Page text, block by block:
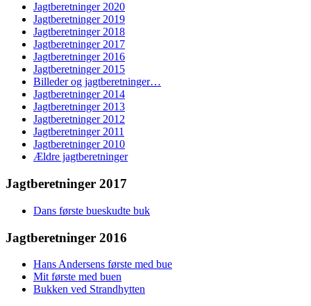
Jagtberetninger 2020
Jagtberetninger 2019
Jagtberetninger 2018
Jagtberetninger 2017
Jagtberetninger 2016
Jagtberetninger 2015
Billeder og jagtberetninger…
Jagtberetninger 2014
Jagtberetninger 2013
Jagtberetninger 2012
Jagtberetninger 2011
Jagtberetninger 2010
Ældre jagtberetninger
Jagtberetninger 2017
Dans første bueskudte buk
Jagtberetninger 2016
Hans Andersens første med bue
Mit første med buen
Bukken ved Strandhytten